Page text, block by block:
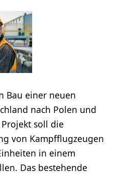
Bau einer neuen
nach Polen und
Projekt soll die
von Kampfflugzeugen
in einem
Das bestehende